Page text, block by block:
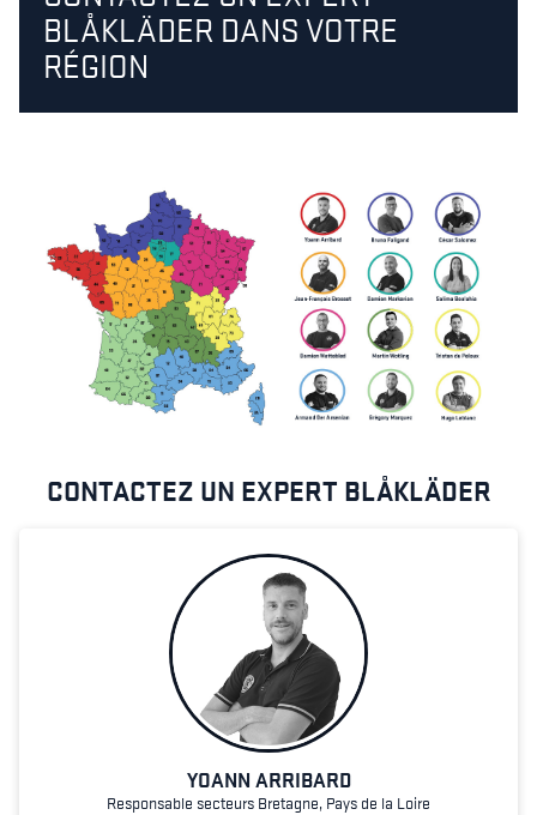
BLÅKLÄDER DANS VOTRE
RÉGION
CONTACTEZ UN EXPERT BLÅKLÄDER
YOANN ARRIBARD
Responsable secteurs Bretagne, Pays de la Loire